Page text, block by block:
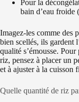
Pour la
bain d’eau froide
Imagez‑les comme des
bien scellés, ils gardent
qualité s’émousse.
riz, pensez à placer un
et à ajuster à la cuisson
Quelle quantité de riz